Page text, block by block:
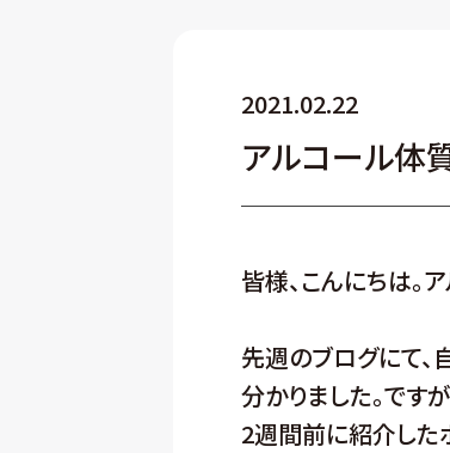
2021.02.22
アルコール体
皆様、こんにちは。
先週のブログにて
分かりました。です
2週間前に紹介した